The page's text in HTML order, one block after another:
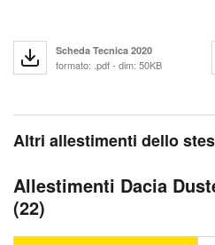
Scheda Tecnica 2020
formato: .pdf - dim: 50KB
Altri allestimenti dello
Allestimenti Dacia
(22)